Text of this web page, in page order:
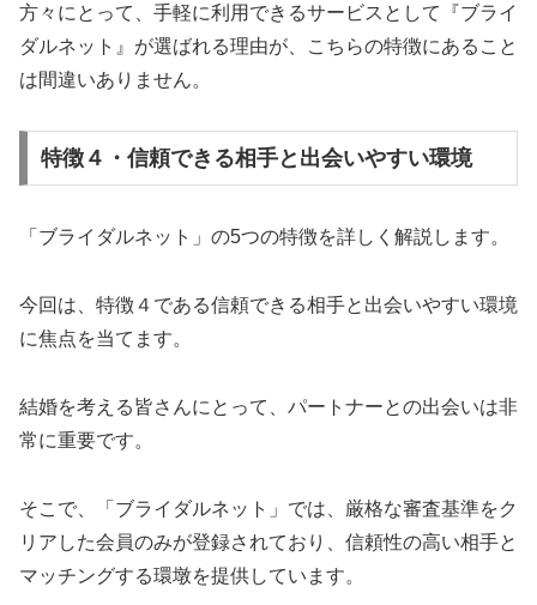
方々にとって、手軽に利用できるサービスとして『ブライ
ダルネット』が選ばれる理由が、こちらの特徴にあること
は間違いありません。
特徴４・信頼できる相手と出会いやすい環境
「ブライダルネット」の5つの特徴を詳しく解説します。
今回は、特徴４である信頼できる相手と出会いやすい環境
に焦点を当てます。
結婚を考える皆さんにとって、パートナーとの出会いは非
常に重要です。
そこで、「ブライダルネット」では、厳格な審査基準をク
リアした会員のみが登録されており、信頼性の高い相手と
マッチングする環墩を提供しています。